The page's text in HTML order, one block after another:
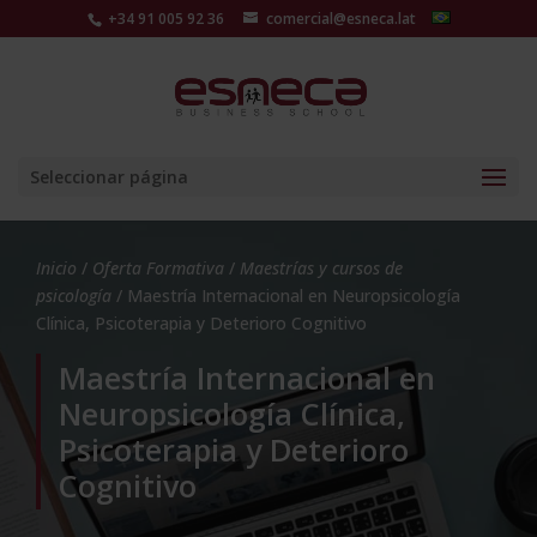
+34 91 005 92 36 comercial@esneca.lat
Seleccionar página
Inicio / Oferta Formativa / Maestrías y cursos de
psicología / Maestría Internacional en Neuropsicología
Clínica, Psicoterapia y Deterioro Cognitivo
Maestría Internacional en
Neuropsicología Clínica,
Psicoterapia y Deterioro
Cognitivo